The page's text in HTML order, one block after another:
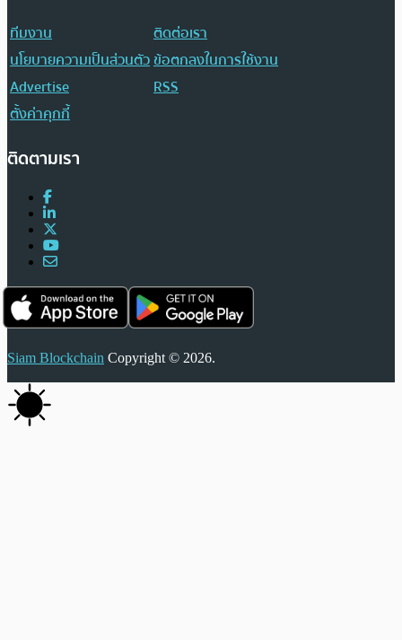
ทีมงาน
ติดต่อเรา
นโยบายความเป็นส่วนตัวข้อตกลงในการใช้งาน
Advertise
RSS
ตั้งค่าคุกกี้
ติดตามเรา
Siam Blockchain Copyright © 2026.